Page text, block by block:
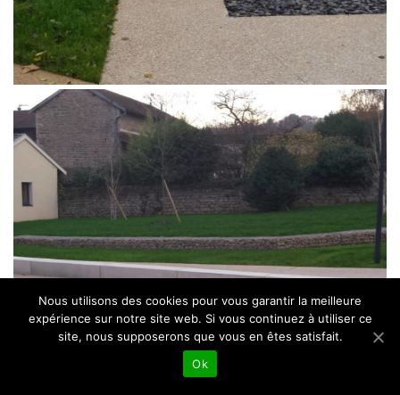
Nous utilisons des cookies pour vous garantir la meilleure
expérience sur notre site web. Si vous continuez à utiliser ce
site, nous supposerons que vous en êtes satisfait.
Ok